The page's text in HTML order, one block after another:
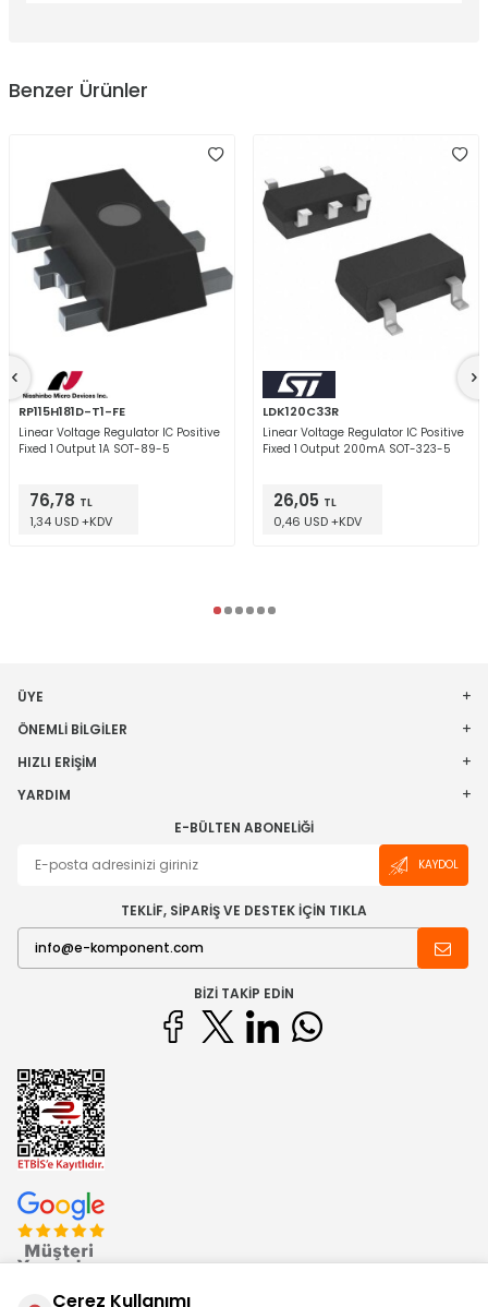
Benzer Ürünler
RP115H181D-T1-FE
Linear Voltage Regulator IC Positive
Fixed 1 Output 1A SOT-89-5
76,78 TL
1,34 USD +KDV
LDK120C33R
Linear Voltage Regulator IC Positive
Fixed 1 Output 200mA SOT-323-5
26,05 TL
0,46 USD +KDV
ÜYE
ÖNEMLI BILGILER
HIZLI ERIŞIM
YARDIM
E-BÜLTEN ABONELIĞI
KAYDOL
TEKLİF, SİPARİŞ VE DESTEK İÇİN TIKLA
BIZI TAKIP EDIN
Çerez Kullanımı